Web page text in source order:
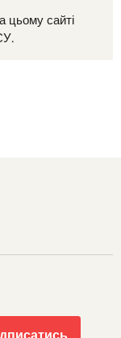
цьому сайті